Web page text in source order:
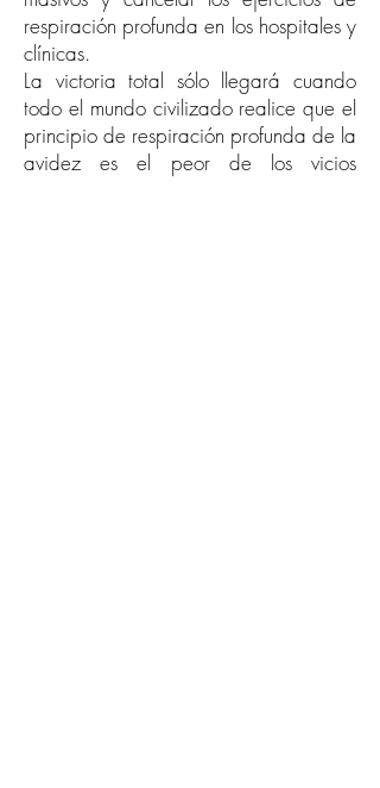
respiración profunda en los hospitales y
clínicas.
La victoria total sólo llegará cuando
todo el mundo civilizado realice que el
principio de respiración profunda de la
avidez es el peor de los vicios